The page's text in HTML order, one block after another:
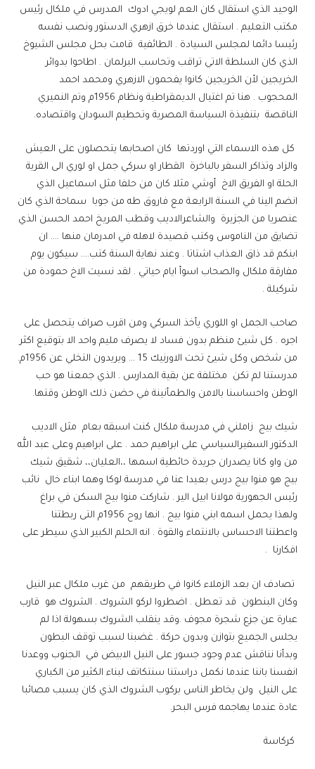
الوحيد الذي استقال كان العم لويجي ادوك المدرس في ملكال رئيس
مكتب التعليم . استقال عندما خرق ازهري الدستور ونصب نفسه
رئيسا دائما لمجلس السيادة . الطائفية قامت بحل مجلس الشيوخ
الذي كان السلطة الاتي تراقب وتحاسب البرلمان . اطاحوا بدوائر
الخريجين لأن الخريجين كانوا يفحمون الازهري ومحمد احمد
المحجوب . هنا تم اغتيال الديمقراطية ونظام 1956م وتم النميري
الناقصة بتنفيذة السياسة المصرية وتحطيم السودان واقتصاده.
كل هذه الاسماء التي اوردتها كان اصحابها يتحصلون على العيش
والزاد وتذاكر السفر بالباخرة القطار او سركي جمل او لوري الى القرية
الحلة او الفريق الاخ أوشي مثلا كان من حلفا مثل اسماعيل الذي
انضم الينا في السنة الرابعة مع فاروق طه من جوبا سماحة الذي كان
عنصريا من الجزيرة والشاعرالاديب وقطب المريخ احمد الحسن الذي
تضايق من الناموس وكتب قصيدة لاهله في امدرمان منها …. ان
ابنكم قد ذاق العذاب اشتاتا . وعند نهاية السنة كتب…. سيكون يوم
مفارقة ملكال والصحاب اسوأ ايام حياتي . لقد نسيت الاخ حمودة من
شركيلة .
صاحب الجمل او اللوري يأخذ السركي ومن اقرب صراف يتحصل على
اجره . كل شيئ منظم بدون فساد لا يصرف مليم واحد الا بتوقيع اكثر
من شخص وكل شيئ تحت الاورنيك 15 … ويريدون التخلي عن 1956م.
مدرستنا لم تكن مختلفة عن بقية المدارس . الذي جمعنا هو حب
الوطن واحساسنا بالامن والطمأنينة في حضن ذلك الوطن وقتها.
شيك بيج زاملني في مدرسة ملكال كنت اسبقه بعام مثل الاديب
الدكتور السفيرالسياسي على ابراهيم حمد . على ابراهيم وعلى عبد الله
من واو كانا يصدران جريدة حائطية اسمها ،،العليان،، شقيق شيك
بيج هو منوا بيج درس بعيدا عنا في مدرسة لوكا وهما ابناء خال نائب
رئيس الجهورية مولانا ابيل الير . شاركت منوا بيج السكن في براغ
ولهذا يحمل اسمه ابني منوا بيج . انها روح 1956م التى ربطتنا
واعطتنا الاحساس بالانتماء والقوة . انه الحلم الكبير الذي سيطر على
افكارنا .
تصادف ان بعد الزملاء كانوا في طريقهم من غرب ملكال عبر النيل
وكان البنطون قد تعطل . اضطروا لركو الشروك . الشروك هو قارب
عبارة عن جزع شجرة مجوف .وقد ينقلب الشروك بسهولة اذا لم
يجلس الجميع بتوازن وبدون حركة . غضبنا لسبب توقف البطون
وبدأنا نناقش عدم وجود جسور على النيل الابيض في الجنوب ووعدنا
انفسنا باننا عندما نكمل دراستنا سنتكاتف لبناء الكثير من الكباري
على النيل ولن يخاطر الناس بركوب الشروك الذي كان يسبب مصائبا
عادة عندما يهاجمه فرس البحر.
كركاسة